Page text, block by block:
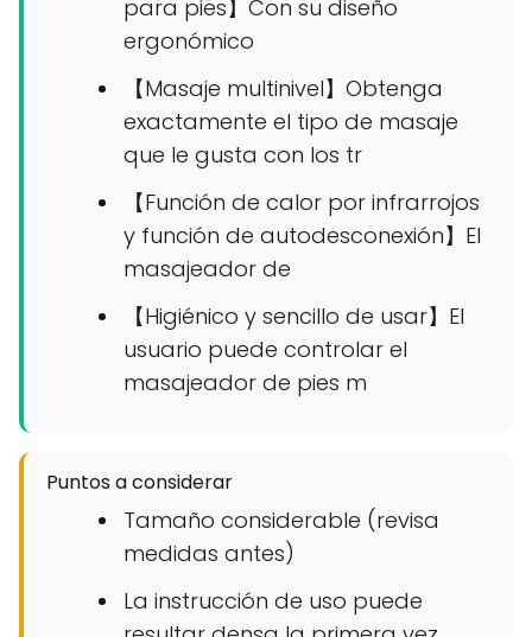
para pies】Con su diseño
ergonómico
【Masaje multinivel】Obtenga
exactamente el tipo de masaje
que le gusta con los tr
【Función de calor por infrarrojos
y función de autodesconexión】El
masajeador de
【Higiénico y sencillo de usar】El
usuario puede controlar el
masajeador de pies m
Puntos a considerar
Tamaño considerable (revisa
medidas antes)
La instrucción de uso puede